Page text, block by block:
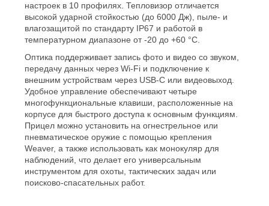
настроек в 10 профилях. Тепловизор отличается
высокой ударной стойкостью (до 6000 Дж), пыле- и
влагозащитой по стандарту IP67 и работой в
температурном диапазоне от -20 до +60 °C.
Оптика поддерживает запись фото и видео со звуком,
передачу данных через Wi-Fi и подключение к
внешним устройствам через USB-C или видеовыход.
Удобное управление обеспечивают четыре
многофункциональные клавиши, расположенные на
корпусе для быстрого доступа к основным функциям.
Прицел можно установить на огнестрельное или
пневматическое оружие с помощью крепления
Weaver, а также использовать как монокуляр для
наблюдений, что делает его универсальным
инструментом для охоты, тактических задач или
поисково-спасательных работ.